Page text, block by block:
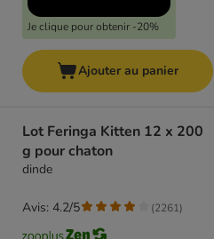
Je clique pour obtenir -20%
Ajouter au panier
Lot Feringa Kitten 12 x 200
g pour chaton
dinde
Avis: 4.2/5 (2261)